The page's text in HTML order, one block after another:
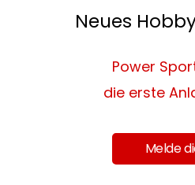
Neues
Power
die erste
Melde